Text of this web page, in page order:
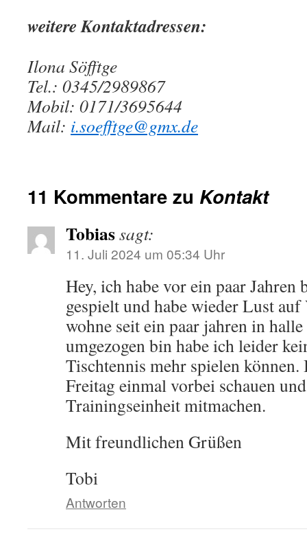
weitere Kontaktadressen:
Ilona Söfftge
Tel.: 0345/2989867
Mobil: 0171/3695644
Mail: i.soefftge@gmx.de
11 Kommentare zu Kontakt
Tobiassagt:
11. Juli 2024 um 05:34 Uhr
Hey, ich habe vor ein paar Jahren
gespielt und habe wieder Lust
wohne seit ein paar jahren in
umgezogen bin habe ich leider
Tischtennis mehr spielen
Freitag einmal vorbei schauen
Trainingseinheit mitmachen.
Mit freundlichen Grüßen
Tobi
Antworten